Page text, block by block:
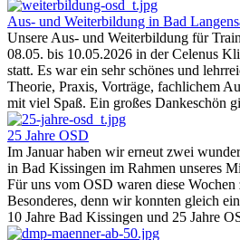
Aus- und Weiterbildung in Bad
Unsere Aus- und Weiterbildung für
08.05. bis 10.05.2026 in der Celenus
statt. Es war ein sehr schönes und
Theorie, Praxis, Vorträge, fachlichem
mit viel Spaß. Ein großes Dankeschön
25 Jahre OSD
Im Januar haben wir erneut zwei
in Bad Kissingen im Rahmen unseres
Für uns vom OSD waren diese Wochen
Besonderes, denn wir konnten gleich
10 Jahre Bad Kissingen und 25 Jahre